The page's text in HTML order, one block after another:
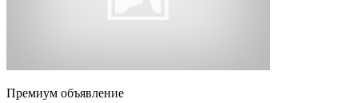
Премиум объявление